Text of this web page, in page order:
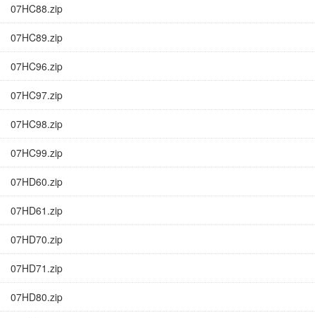
07HC88.zip
07HC89.zip
07HC96.zip
07HC97.zip
07HC98.zip
07HC99.zip
07HD60.zip
07HD61.zip
07HD70.zip
07HD71.zip
07HD80.zip